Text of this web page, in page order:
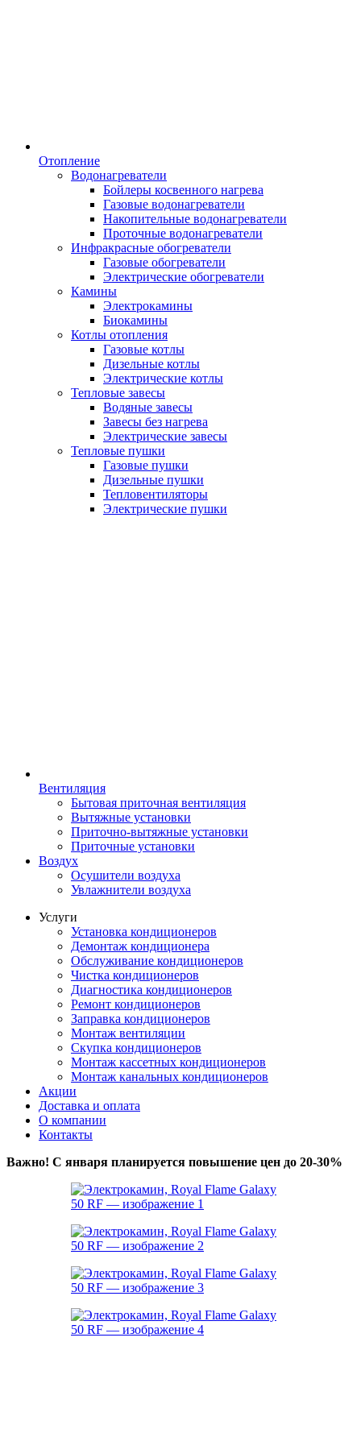
Отопление
Водонагреватели
Бойлеры косвенного нагрева
Газовые водонагреватели
Накопительные водонагреватели
Проточные водонагреватели
Инфракрасные обогреватели
Газовые обогреватели
Электрические обогреватели
Камины
Электрокамины
Биокамины
Котлы отопления
Газовые котлы
Дизельные котлы
Электрические котлы
Тепловые завесы
Водяные завесы
Завесы без нагрева
Электрические завесы
Тепловые пушки
Газовые пушки
Дизельные пушки
Тепловентиляторы
Электрические пушки
Вентиляция
Бытовая приточная вентиляция
Вытяжные установки
Приточно-вытяжные установки
Приточные установки
Воздух
Осушители воздуха
Увлажнители воздуха
Услуги
Установка кондиционеров
Демонтаж кондиционера
Обслуживание кондиционеров
Чистка кондиционеров
Диагностика кондиционеров
Ремонт кондиционеров
Заправка кондиционеров
Монтаж вентиляции
Скупка кондиционеров
Монтаж кассетных кондиционеров
Монтаж канальных кондиционеров
Акции
Доставка и оплата
О компании
Контакты
Важно! С января планируется повышение цен до 20-30%